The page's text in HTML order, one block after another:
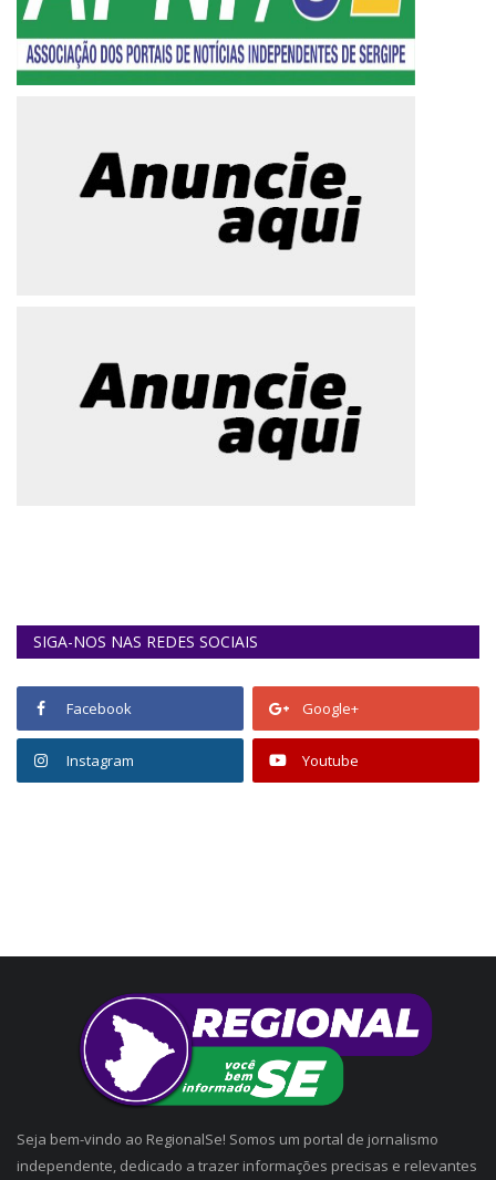
SIGA-NOS NAS REDES SOCIAIS
Facebook Google+
Instagram Youtube
Seja bem-vindo ao RegionalSe! Somos um portal de jornalismo
independente, dedicado a trazer informações precisas e relevantes